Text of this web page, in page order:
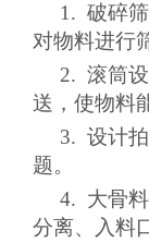
1. 破碎
对物料进行
2. 滚筒
送，使物料
3. 设计
题。
4. 大骨
分离、入料